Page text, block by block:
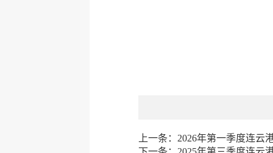
上一条： 2026年第一季度连云